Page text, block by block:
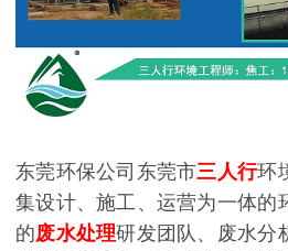
东莞环保公司东莞市三人行环
集设计、施工、运营为一体的
的废水处理研发团队、废水分